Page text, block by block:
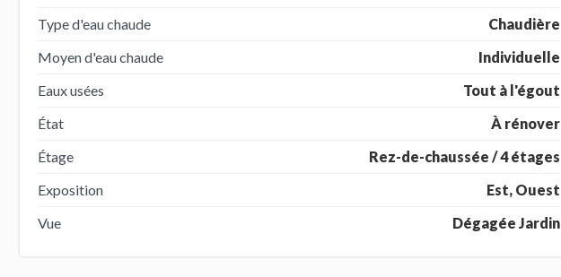
Type d'eau chaude
Chaudière
Moyen d'eau chaude
Individuelle
Eaux usées
Tout à l'égout
État
À rénover
Étage
Rez-de-chaussée / 4 étages
Exposition
Est, Ouest
Vue
Dégagée Jardin